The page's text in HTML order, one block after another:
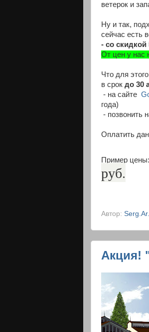
ветерок и
Ну и так,
сейчас есть
- со скидкой
От цен у нас
Что для
в срок до 30
- на сайте
года)
- позвонить
Оплатить
Пример
руб.
Автор: Serg.Ar.
Акция!